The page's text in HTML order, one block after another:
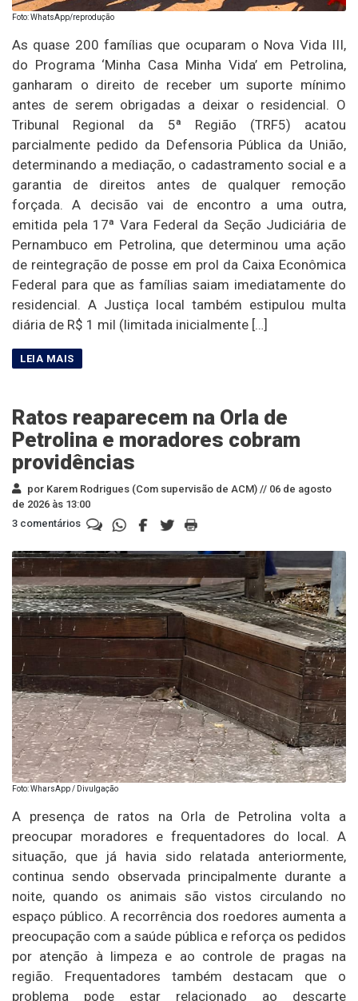
Foto: WhatsApp/reprodução
As quase 200 famílias que ocuparam o Nova Vida III,
do Programa ‘Minha Casa Minha Vida’ em Petrolina,
ganharam o direito de receber um suporte mínimo
antes de serem obrigadas a deixar o residencial. O
Tribunal Regional da 5ª Região (TRF5) acatou
parcialmente pedido da Defensoria Pública da União,
determinando a mediação, o cadastramento social e a
garantia de direitos antes de qualquer remoção
forçada. A decisão vai de encontro a uma outra,
emitida pela 17ª Vara Federal da Seção Judiciária de
Pernambuco em Petrolina, que determinou uma ação
de reintegração de posse em prol da Caixa Econômica
Federal para que as famílias saiam imediatamente do
residencial. A Justiça local também estipulou multa
diária de R$ 1 mil (limitada inicialmente […]
Ratos reaparecem na Orla de
Petrolina e moradores cobram
providências
por Karem Rodrigues (Com supervisão de ACM) // 06 de agosto
de 2026 às 13:00
3 comentários
Foto: WharsApp / Divulgação
A presença de ratos na Orla de Petrolina volta a
preocupar moradores e frequentadores do local. A
situação, que já havia sido relatada anteriormente,
continua sendo observada principalmente durante a
noite, quando os animais são vistos circulando no
espaço público. A recorrência dos roedores aumenta a
preocupação com a saúde pública e reforça os pedidos
por atenção à limpeza e ao controle de pragas na
região. Frequentadores também destacam que o
problema pode estar relacionado ao descarte